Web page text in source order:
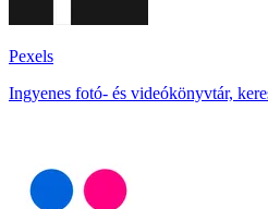
Pexels
Ingyenes fotó- és videókönyvtár,